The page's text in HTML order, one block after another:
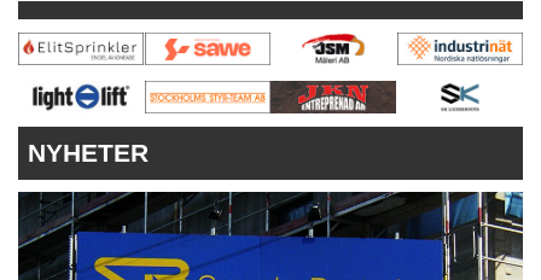
PRENUMERERA
VÅRA ANDRA MAGASIN
ANNONSERA
NYHETER